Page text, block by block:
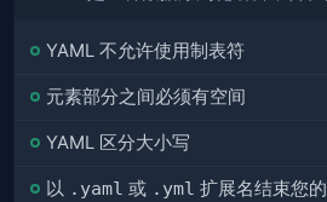
YAML 不允许使用制表符
元素部分之间必须有空间
YAML 区分大小写
以 .yaml 或 .yml 扩展名结束您